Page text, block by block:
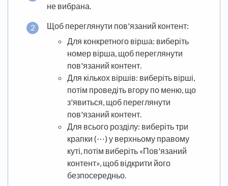
не вибрана.
Щоб переглянути пов'язаний контент:
Для конкретного вірша: виберіть
номер вірша, щоб переглянути
пов'язаний контент.
Для кількох віршів: виберіть вірші,
потім проведіть вгору по меню, що
з'явиться, щоб переглянути
пов'язаний контент.
Для всього розділу: виберіть три
крапки (⋯) у верхньому правому
куті, потім виберіть «Пов'язаний
контент», щоб відкрити його
безпосередньо.